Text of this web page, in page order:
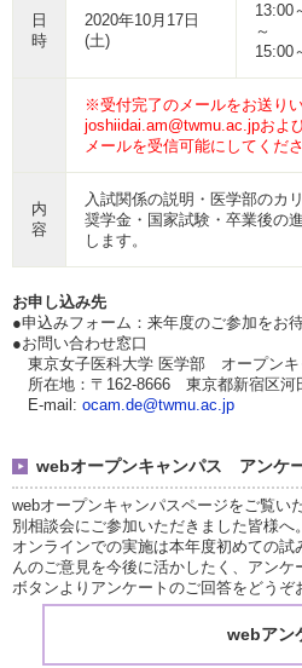
日
時
2020年10月17日
(土)
13:00
～
15:00
※受付完了のメールをお送り
joshiidai.am@twmu.ac.jpおよ
メールを受信可能にしてくださ
内
容
入試関係の説明・医学部のカ
奨学金・国家試験・卒業後の
します。
お申し込み先
●申込みフォーム： 来年度のご参加をお
●お問い合わせ窓口
東京女子医科大学 医学部 オープンキ
所在地：〒162-8666 東京都新宿区河
E-mail: ocam.de@twmu.ac.jp
webオープンキャンパス アンケ
webオープンキャンパスページをご覧い
別相談会にご参加いただきました皆様へ。
オンラインでの実施は本年度初めての試
んのご意見を今後に活かしたく、アン
ボタンよりアンケートのご回答をどうぞ
webアン